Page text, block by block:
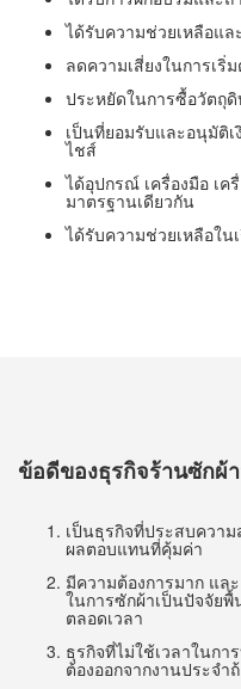
ได้รับความช่วยเหลือแ
ลดความเสี่ยงในการเริ่
ประหยัดในการซื้อวัตถุดิ
เป็นที่ยอมรับและอนุมัติ
ไชส์
ได้อุปกรณ์ เครื่องมือ เ
มาตรฐานเดียวกัน
ได้รับความช่วยเหลือใน
ข้อดีของธุรกิจร้านซักผ้
เป็นธุรกิจที่ประสบควา
ผลตอบแทนที่คุ้มค่า
มีความต้องการมาก แล
ในการซักผ้าเป็นปัจจัย
ตลอดเวลา
ธุรกิจที่ไม่ใช้เวลาในก
ต้องออกจากงานประจำ